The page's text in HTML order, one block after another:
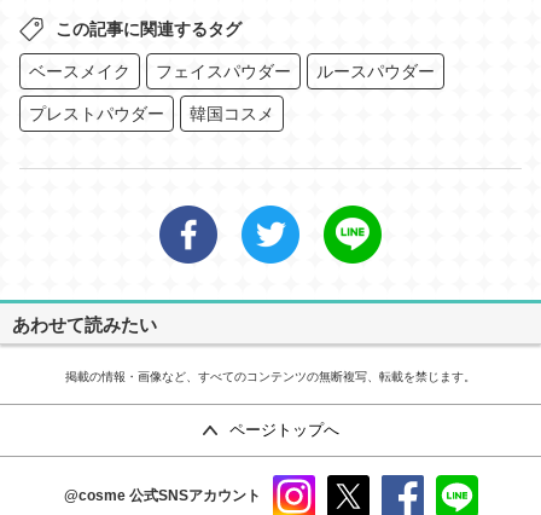
この記事に関連するタグ
ベースメイク フェイスパウダー ルースパウダー
プレストパウダー 韓国コスメ
あわせて読みたい
掲載の情報・画像など、すべてのコンテンツの無断複写、転載を禁じます。
ページトップへ
@cosme 公式SNSアカウント